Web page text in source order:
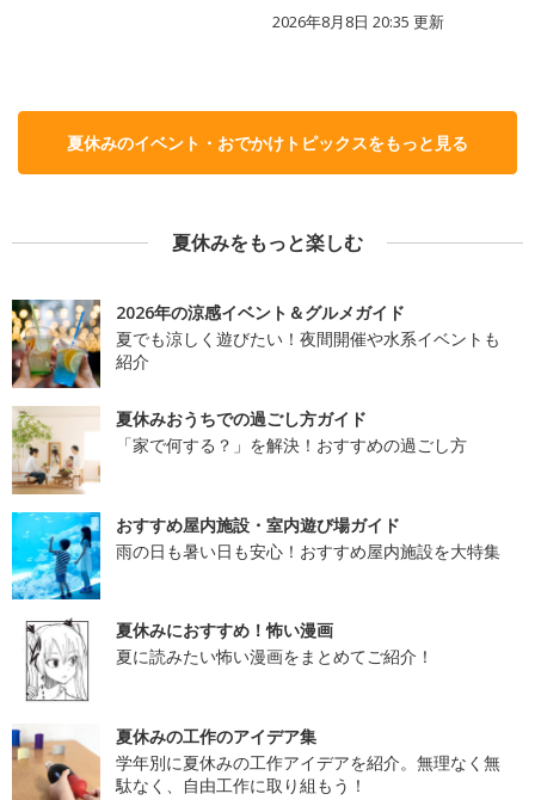
2026年8月8日 20:35 更新
夏休みのイベント・おでかけトピックスをもっと見る
夏休みをもっと楽しむ
2026年の涼感イベント＆グルメガイド
夏でも涼しく遊びたい！夜間開催や水系イベントも
紹介
夏休みおうちでの過ごし方ガイド
「家で何する？」を解決！おすすめの過ごし方
おすすめ屋内施設・室内遊び場ガイド
雨の日も暑い日も安心！おすすめ屋内施設を大特集
夏休みにおすすめ！怖い漫画
夏に読みたい怖い漫画をまとめてご紹介！
夏休みの工作のアイデア集
学年別に夏休みの工作アイデアを紹介。無理なく無
駄なく、自由工作に取り組もう！